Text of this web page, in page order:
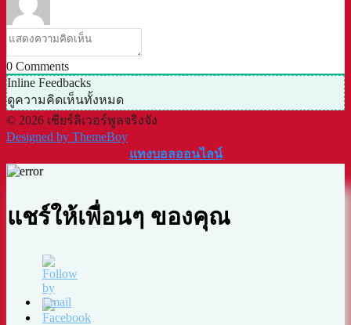
0 Comments
Inline Feedbacks
ดูความคิดเห็นทั้งหมด
© 2026 เชียร์ลิเวอร์พูลจริงจัง
Designed by ThemeBoy
แทงบอลออนไลน์
แชร์ให้เพื่อนๆ ของคุณ